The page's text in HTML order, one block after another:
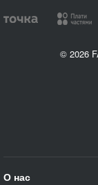
© 2026
О нас